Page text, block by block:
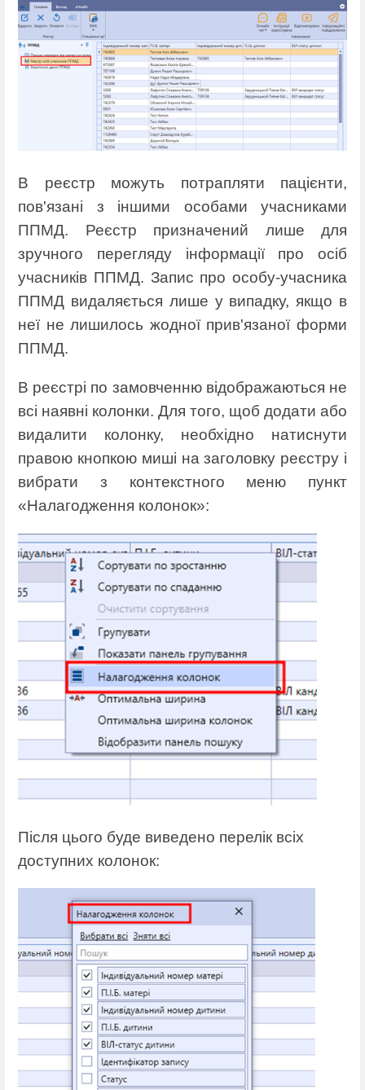
В реєстр можуть потрапляти пацієнти,
пов'язані з іншими особами учасниками
ППМД. Реєстр призначений лише для
зручного перегляду інформації про осіб
учасників ППМД. Запис про особу-учасника
ППМД видаляється лише у випадку, якщо в
неї не лишилось жодної прив'язаної форми
ППМД.
В реєстрі по замовченню відображаються не
всі наявні колонки. Для того, щоб додати або
видалити колонку, необхідно натиснути
правою кнопкою миші на заголовку реєстру і
вибрати з контекстного меню пункт
«Налагодження колонок»:
Після цього буде виведено перелік всіх
доступних колонок: